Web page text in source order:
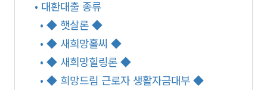
• 대환대출 종류
• ◆ 햇살론 ◆
• ◆ 새희망홀씨 ◆
• ◆ 새희망힐링론 ◆
• ◆ 희망드림 근로자 생활자금대부 ◆